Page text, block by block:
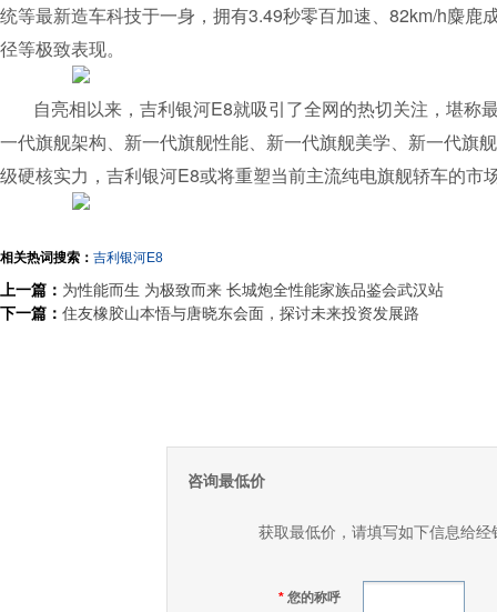
统等最新造车科技于一身，拥有3.49秒零百加速、82km/h麋鹿
径等极致表现。
自亮相以来，吉利银河E8就吸引了全网的热切关注，堪称
一代旗舰架构、新一代旗舰性能、新一代旗舰美学、新一代旗
级硬核实力，吉利银河E8或将重塑当前主流纯电旗舰轿车的市
相关热词搜索： 吉利银河E8
上一篇： 为性能而生 为极致而来 长城炮全性能家族品鉴会武汉站
下一篇： 住友橡胶山本悟与唐晓东会面，探讨未来投资发展路
咨询最低价
获取最低价，请填写如下信息给
* 您的称呼